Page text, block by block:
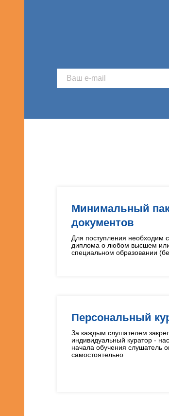
Минимальный
документов
Для поступления необходим
диплома о любом высшем
специальном образовании
Персональный
За каждым слушателем
индивидуальный куратор -
начала обучения слушатель
самостоятельно